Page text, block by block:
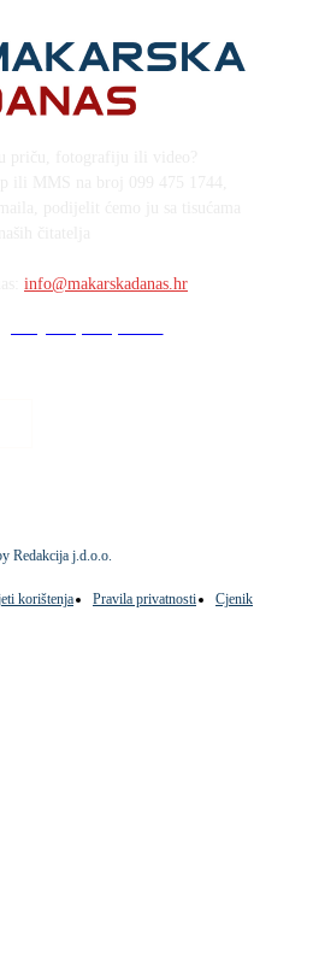
info@makarskadanas.hr
Redakcija j.d.o.o.
korištenja Pravila privatnosti
Cjenik